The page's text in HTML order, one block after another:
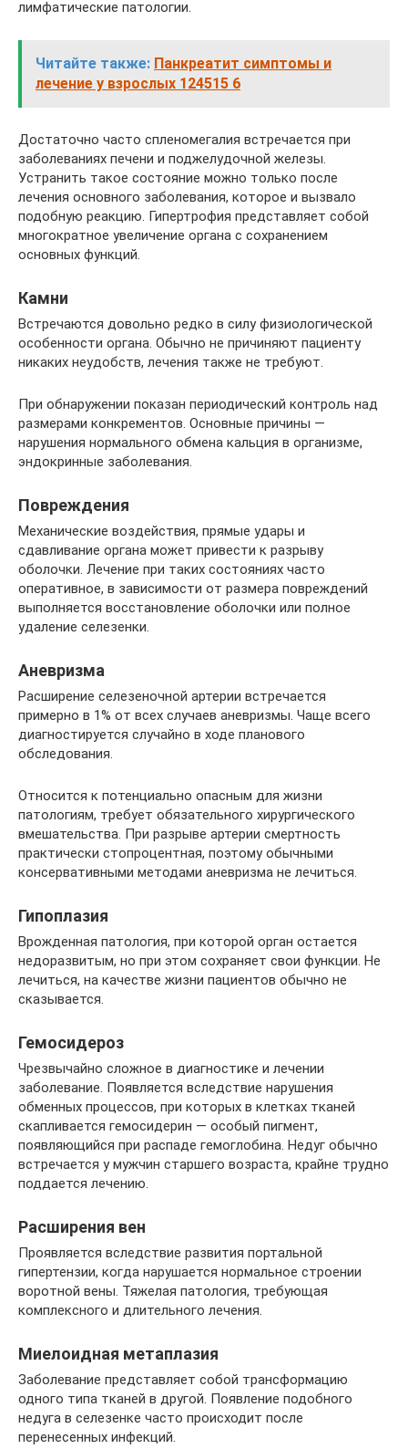
лимфатические патологии.
Читайте также: Панкреатит симптомы и
лечение у взрослых 124515 6
Достаточно часто спленомегалия встречается при
заболеваниях печени и поджелудочной железы.
Устранить такое состояние можно только после
лечения основного заболевания, которое и вызвало
подобную реакцию. Гипертрофия представляет собой
многократное увеличение органа с сохранением
основных функций.
Камни
Встречаются довольно редко в силу физиологической
особенности органа. Обычно не причиняют пациенту
никаких неудобств, лечения также не требуют.
При обнаружении показан периодический контроль над
размерами конкрементов. Основные причины —
нарушения нормального обмена кальция в организме,
эндокринные заболевания.
Повреждения
Механические воздействия, прямые удары и
сдавливание органа может привести к разрыву
оболочки. Лечение при таких состояниях часто
оперативное, в зависимости от размера повреждений
выполняется восстановление оболочки или полное
удаление селезенки.
Аневризма
Расширение селезеночной артерии встречается
примерно в 1% от всех случаев аневризмы. Чаще всего
диагностируется случайно в ходе планового
обследования.
Относится к потенциально опасным для жизни
патологиям, требует обязательного хирургического
вмешательства. При разрыве артерии смертность
практически стопроцентная, поэтому обычными
консервативными методами аневризма не лечиться.
Гипоплазия
Врожденная патология, при которой орган остается
недоразвитым, но при этом сохраняет свои функции. Не
лечиться, на качестве жизни пациентов обычно не
сказывается.
Гемосидероз
Чрезвычайно сложное в диагностике и лечении
заболевание. Появляется вследствие нарушения
обменных процессов, при которых в клетках тканей
скапливается гемосидерин — особый пигмент,
появляющийся при распаде гемоглобина. Недуг обычно
встречается у мужчин старшего возраста, крайне трудно
поддается лечению.
Расширения вен
Проявляется вследствие развития портальной
гипертензии, когда нарушается нормальное строении
воротной вены. Тяжелая патология, требующая
комплексного и длительного лечения.
Миелоидная метаплазия
Заболевание представляет собой трансформацию
одного типа тканей в другой. Появление подобного
недуга в селезенке часто происходит после
перенесенных инфекций.